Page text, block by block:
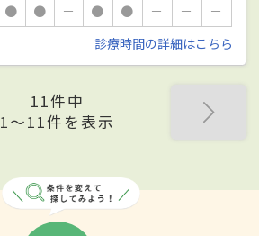
● ● － ● ● － －
－
診療時間の詳細はこちら
11件中
1〜11件を表示